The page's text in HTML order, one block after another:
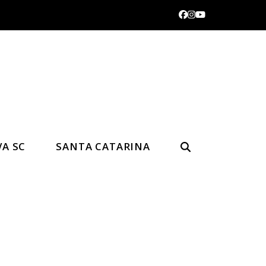
Facebook
Instagram
YouTube
SC SANTA CATARINA